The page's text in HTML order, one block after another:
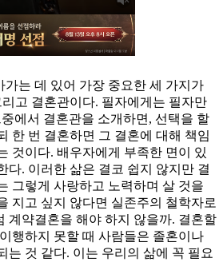
가는 데 있어 가장 중요한 세 가지가
고 결혼관이다. 필자에게는 필자만
에서 결혼관을 소개하면, 선택을 할
한 번 결혼하면 그 결혼에 대해 책임
것이다. 배우자에게 부족한 면이 있
다. 이러한 삶은 결코 쉽지 않지만 결
그렇게 사랑하고 노력하며 살 것을
지고 싶지 않다면 실존주의 철학자로
계약결혼을 해야 하지 않을까. 결혼할
행하지 못할 때 사람들은 졸혼이나
는 것 같다. 이는 우리의 삶에 꼭 필요